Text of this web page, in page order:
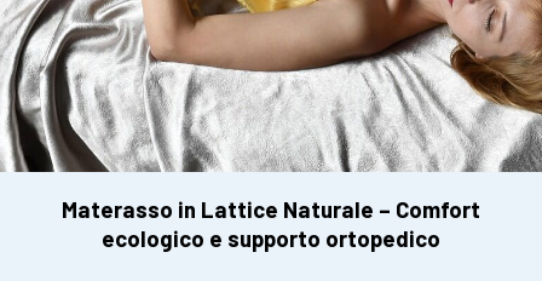
Materasso in Lattice Naturale – Comfort
ecologico e supporto ortopedico